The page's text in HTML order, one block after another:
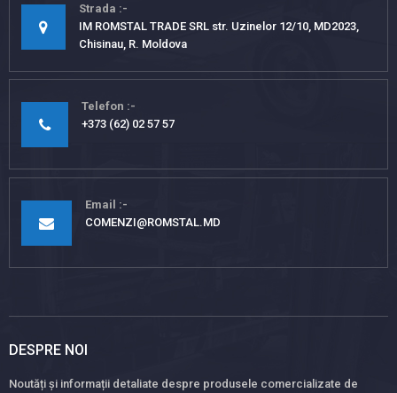
Strada
IM ROMSTAL TRADE SRL str. Uzinelor 12/10, MD2023,
Chisinau, R. Moldova
Telefon
+373 (62) 02 57 57
Email
COMENZI@ROMSTAL.MD
DESPRE NOI
Noutăți și informații detaliate despre produsele comercializate de